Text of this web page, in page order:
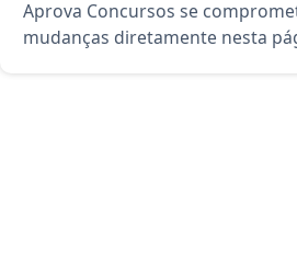
Aprova Concursos se
mudanças diretamente nesta